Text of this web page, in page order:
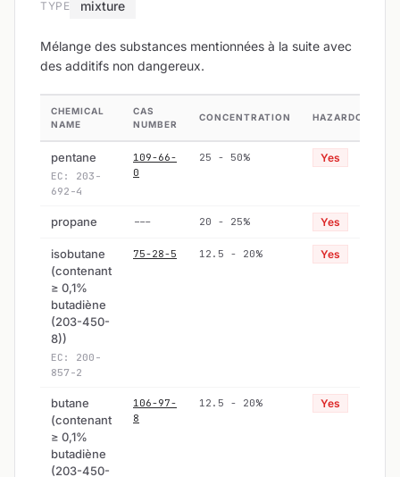
TYPE mixture
Mélange des substances mentionnées à la suite avec
des additifs non dangereux.
CHEMICAL
NAME
CAS
NUMBER
CONCENTRATION HAZARDOUS
pentane
EC: 203-
692-4
109-66-
0
25 - 50% Yes
propane --- 20 - 25% Yes
isobutane
(contenant
≥ 0,1%
butadiène
(203-450-
8))
EC: 200-
857-2
75-28-5 12.5 - 20% Yes
butane
(contenant
≥ 0,1%
butadiène
(203-450-
106-97-
8
12.5 - 20% Yes